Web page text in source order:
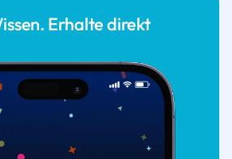
Erhalte direkt